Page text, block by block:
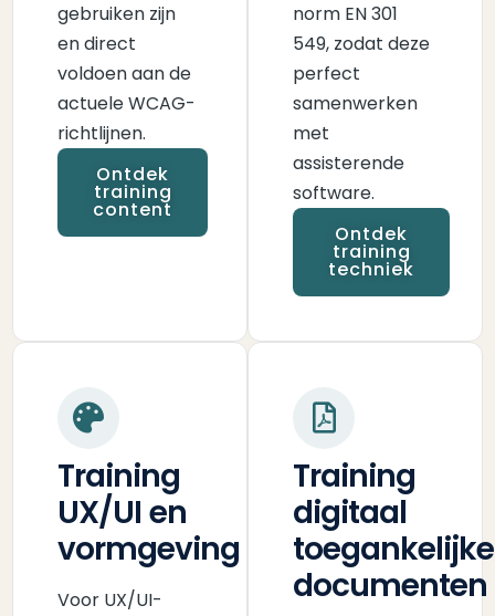
gebruiken zijn
en direct
voldoen aan de
actuele WCAG-
richtlijnen.
Ontdek
training
content
norm EN 301
549, zodat deze
perfect
samenwerken
met
assisterende
software.
Ontdek
training
techniek
Training
UX/UI en
vormgeving
Voor UX/UI-
Training
digitaal
toegankelijke
documenten